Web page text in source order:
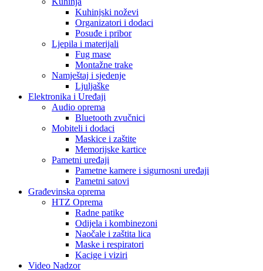
Kuhinjski noževi
Organizatori i dodaci
Posuđe i pribor
Ljepila i materijali
Fug mase
Montažne trake
Namještaj i sjedenje
Ljuljaške
Elektronika i Uređaji
Audio oprema
Bluetooth zvučnici
Mobiteli i dodaci
Maskice i zaštite
Memorijske kartice
Pametni uređaji
Pametne kamere i sigurnosni uređaji
Pametni satovi
Građevinska oprema
HTZ Oprema
Radne patike
Odijela i kombinezoni
Naočale i zaštita lica
Maske i respiratori
Kacige i viziri
Video Nadzor